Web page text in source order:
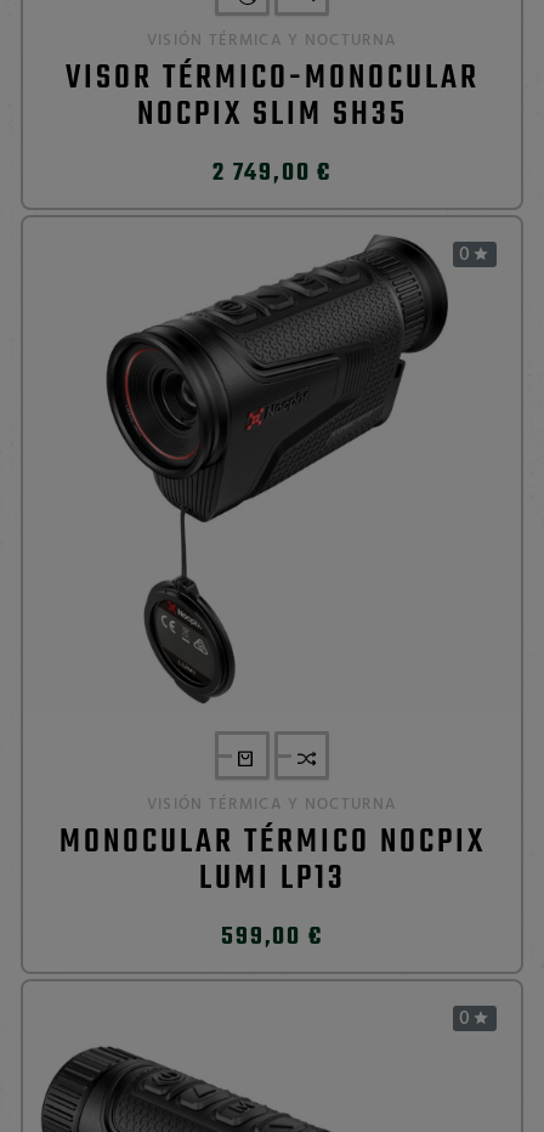
VISIÓN TÉRMICA Y NOCTURNA
VISOR TÉRMICO-MONOCULAR
NOCPIX SLIM SH35
2 749,00 €
0 
VISIÓN TÉRMICA Y NOCTURNA
MONOCULAR TÉRMICO NOCPIX
LUMI LP13
599,00 €
0 